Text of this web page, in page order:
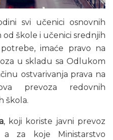
svi učenici osnovnih
škole i učenici srednjih
imaće pravo na
u skladu sa Odlukom
ostvarivanja prava na
prevoza redovnih
škola.
, koji koriste javni prevoz
a za koje Ministarstvo